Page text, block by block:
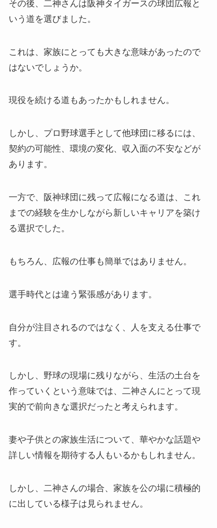
その後、二神さんは阪神タイガースの球団広報と
いう道を選びました。
これは、家族にとっても大きな意味があったので
はないでしょうか。
現役を続ける道もあったかもしれません。
しかし、プロ野球選手として他球団に移るには、
契約の可能性、環境の変化、収入面の不安などが
あります。
一方で、阪神球団に残って広報になる道は、これ
までの経験を生かしながら新しいキャリアを築け
る選択でした。
もちろん、広報の仕事も簡単ではありません。
選手時代とは違う緊張感があります。
自分が注目されるのではなく、人を支える仕事で
す。
しかし、野球の現場に残りながら、生活の土台を
作っていくという意味では、二神さんにとって現
実的で前向きな選択だったと考えられます。
妻や子供との家族生活について、華やかな話題や
詳しい情報を期待する人もいるかもしれません。
しかし、二神さんの場合、家族を公の場に積極的
に出している様子は見られません。